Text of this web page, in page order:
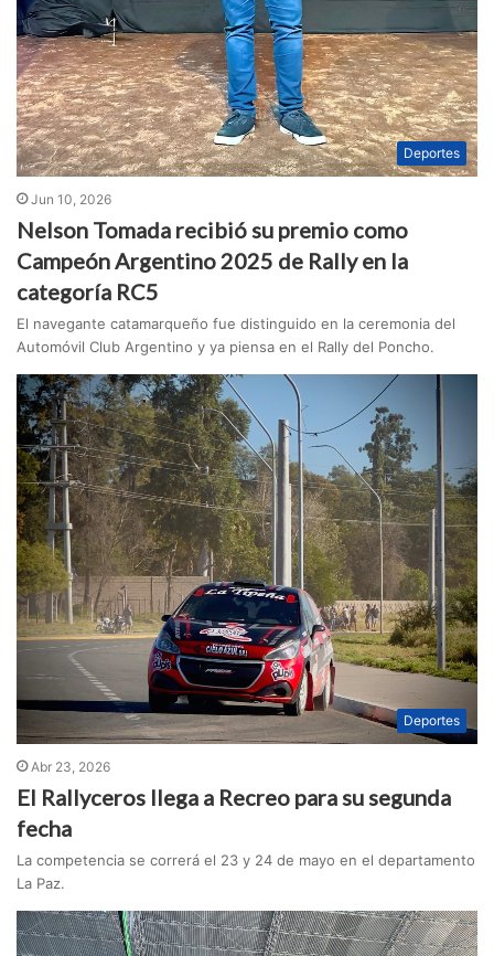
Deportes
Jun 10, 2026
Nelson Tomada recibió su premio como
Campeón Argentino 2025 de Rally en la
categoría RC5
El navegante catamarqueño fue distinguido en la ceremonia del
Automóvil Club Argentino y ya piensa en el Rally del Poncho.
Deportes
Abr 23, 2026
El Rallyceros llega a Recreo para su segunda
fecha
La competencia se correrá el 23 y 24 de mayo en el departamento
La Paz.